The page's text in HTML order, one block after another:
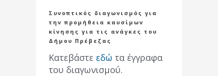
Συνοπτικός διαγωνισμός για
την προμήθεια καυσίμων
κίνησης για τις ανάγκες του
Δήμου Πρέβεζας
Κατεβάστε εδώ τα έγγραφα
του διαγωνισμού.